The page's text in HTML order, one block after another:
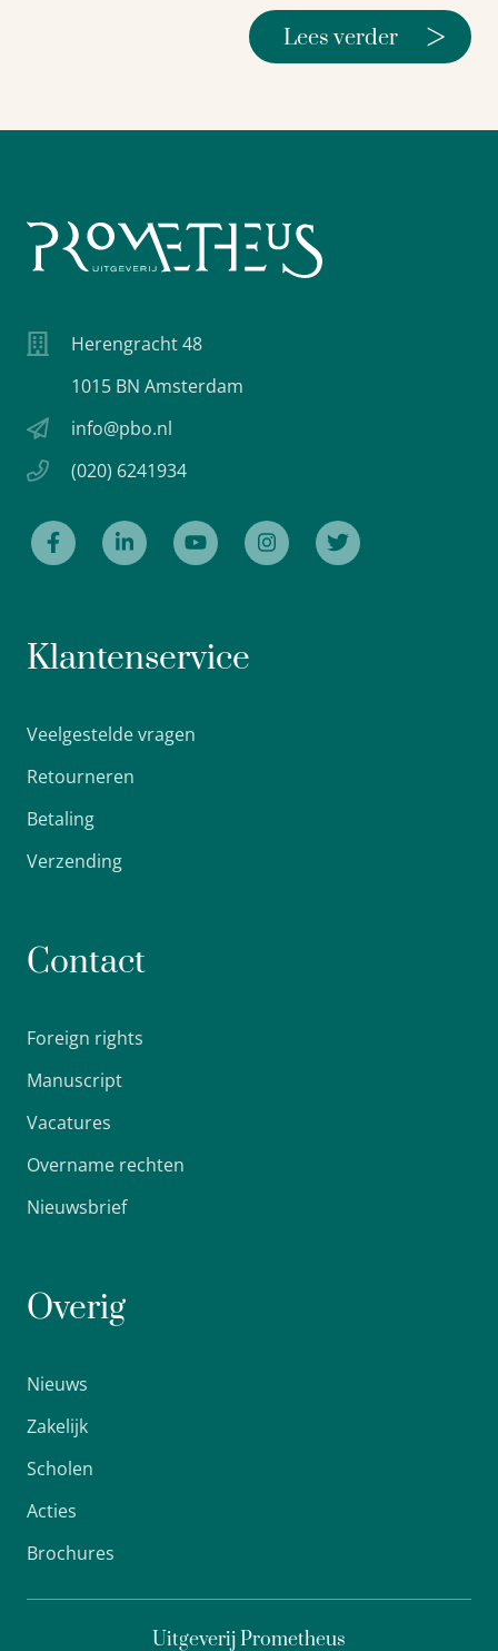
Lees verder >
Herengracht 48
1015 BN Amsterdam
info@pbo.nl
(020) 6241934
Klantenservice
Veelgestelde vragen
Retourneren
Betaling
Verzending
Contact
Foreign rights
Manuscript
Vacatures
Overname rechten
Nieuwsbrief
Overig
Nieuws
Zakelijk
Scholen
Acties
Brochures
Uitgeverij Prometheus